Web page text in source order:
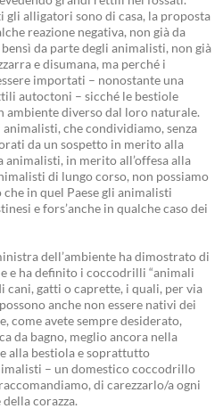
gli alligatori sono di casa, la proposta
reazione negativa, non già da
da parte degli animalisti, non già
e disumana, ma perché i
importati – nonostante una
autoctoni – sicché le bestiole
diverso dal loro naturale.
che condividiamo, senza
da un sospetto in merito alla
animalisti, in merito all’offesa alla
di lungo corso, non possiamo
in quel Paese gli animalisti
e fors’anche in qualche caso dei
dell’ambiente ha dimostrato di
e ha definito i coccodrilli “animali
cani, gatti o caprette, i quali, per via
anche non essere nativi dei
come avete sempre desiderato,
da bagno, meglio ancora nella
alla bestiola e soprattutto
– un domestico coccodrillo
di carezzarlo/a ogni
corazza.